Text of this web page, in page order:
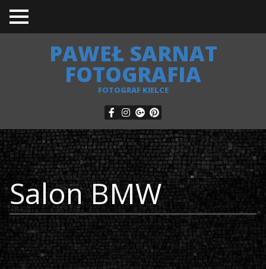
TO
GGL
PAWEŁ SARNAT
FOTOGRAFIA
FOTOGRAF KIELCE
Salon BMW